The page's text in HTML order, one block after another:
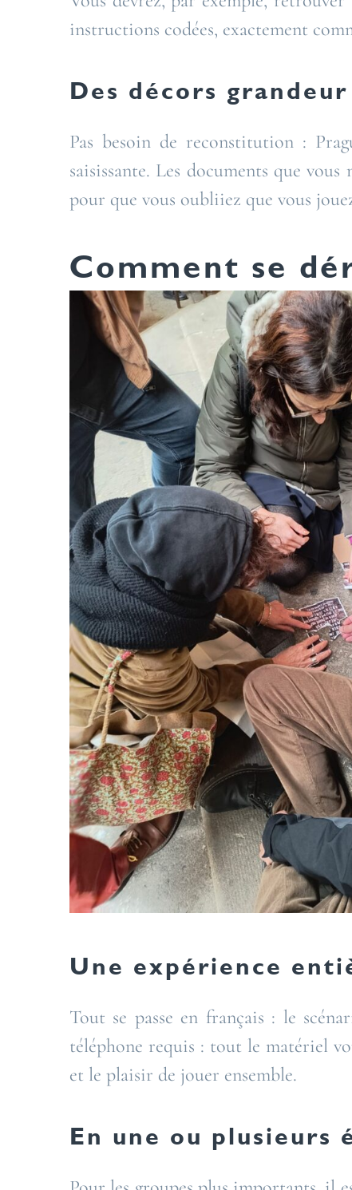
instructions codées, exactement
Des décors
Pas besoin de reconstitution :
saisissante. Les documents que
pour que vous oubliiez que vous
Comment se
Une expérience
Tout se passe en français : le
téléphone requis : tout le matériel
et le plaisir de jouer ensemble.
En une ou plusieurs